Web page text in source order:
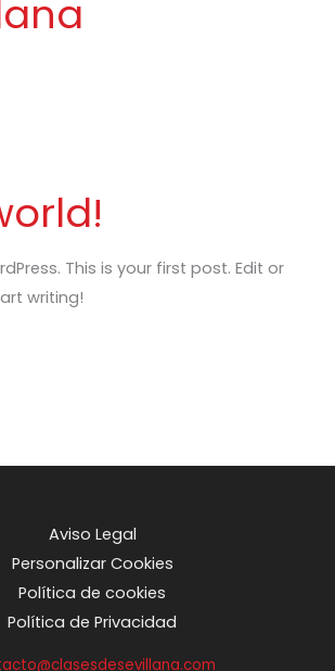
This is your first post. Edit or
writing!
Aviso Legal
Personalizar Cookies
Política de cookies
Política de Privacidad